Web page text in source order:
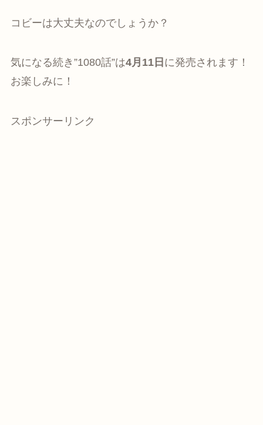
コビーは大丈夫なのでしょうか？
気になる続き”1080話”は4月11日 に発売されます！
お楽しみに！
スポンサーリンク